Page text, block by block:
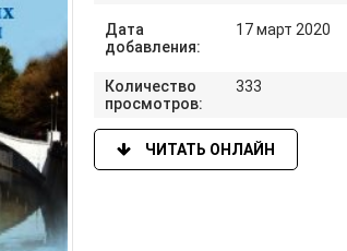
Дата
добавления:
17 март 2020
Количество
просмотров:
333
ЧИТАТЬ ОНЛАЙН